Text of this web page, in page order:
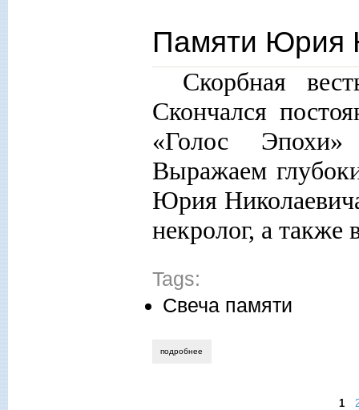
Памяти Юрия
Скорбная
Скончался
«Голос
Выражаем
Юрия
некролог, а
Tags:
Свеча памяти
подробнее
1